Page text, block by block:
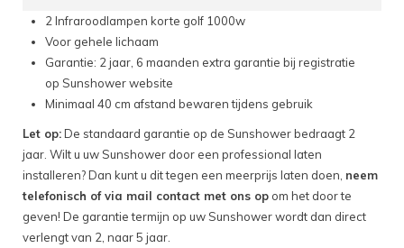
2 Infraroodlampen korte golf 1000w
Voor gehele lichaam
Garantie: 2 jaar, 6 maanden extra garantie bij registratie
op Sunshower website
Minimaal 40 cm afstand bewaren tijdens gebruik
Let op:De standaard garantie op de Sunshower bedraagt 2
jaar. Wilt u uw Sunshower door een professional laten
installeren? Dan kunt u dit tegen een meerprijs laten doen, neem
telefonisch of via mail contact met ons op om het door te
geven! De garantie termijn op uw Sunshower wordt dan direct
verlengt van 2, naar 5 jaar.